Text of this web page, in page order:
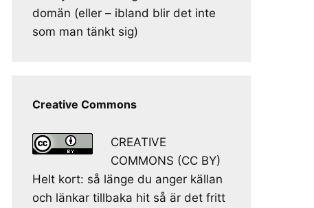
domän (eller – ibland blir det inte
som man tänkt sig)
Creative Commons
CREATIVE
COMMONS (CC BY)
Helt kort: så länge du anger källan
och länkar tillbaka hit så är det fritt